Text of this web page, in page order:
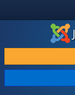
DOWNLOAD & BREID
ONTDEK & LEER
COMMUNITY &